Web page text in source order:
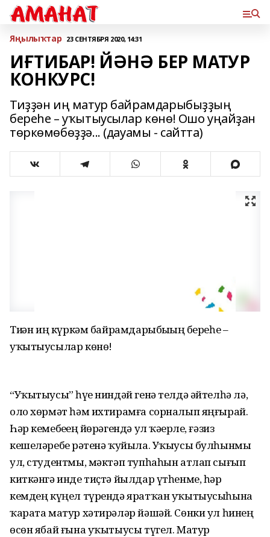
Яңылыҡтар 23 СЕНТЯБРЯ 2020, 14:31
ИҒТИБАР! ЙӘНӘ БЕР МАТУР
КОНКУРС!
Тиҙҙән иң матур байрамдарыбыҙҙың
береһе – уҡытыусылар көнө! Ошо уңайҙан
төркөмөбөҙҙә... (дауамы - сайтта)
Тиҙҙән иң күркәм байрамдарыбыҙҙың береһе –
уҡытыусылар көнө!
“Уҡытыусы” һүҙе ниндәй генә телдә әйтелһә лә,
оло хөрмәт һәм ихтирамға сорналып яңғырай.
Һәр кемебеҙҙең йөрәгендә ул ҡәҙерле, ғәзиз
кешеләребеҙ рәтенә ҡуйыла. Уҡыусы булһынмы
ул, студентмы, мәктәп тупһаһын атлап сығып
киткәнгә инде тиҫтә йылдар үтһенме, һәр
кемдең күңел түрендә яратҡан уҡытыусыһына
ҡарата матур хәтирәләр йәшәй. Сөнки ул һинең
өсөн ябай ғына уҡытыусы түгел. Матур